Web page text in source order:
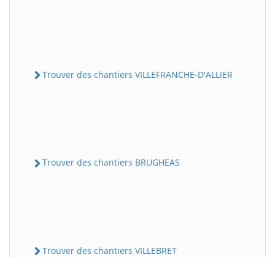
Trouver des chantiers VILLEFRANCHE-D'ALLIER
Trouver des chantiers BRUGHEAS
Trouver des chantiers VILLEBRET